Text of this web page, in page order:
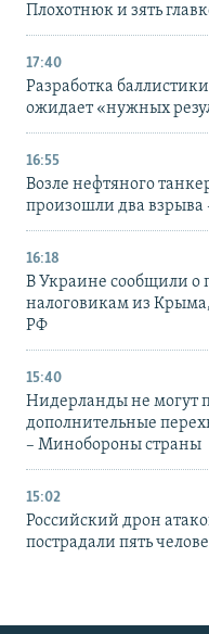
Плохотнюк и зять
17:40
Разработка
ожидает «нужных
16:55
Возле нефтяного
произошли два взрыва
16:18
В Украине сообщили
налоговикам из
РФ
15:40
Нидерланды не могут
дополнительные
– Минобороны страны
15:02
Российский дрон
пострадали пять